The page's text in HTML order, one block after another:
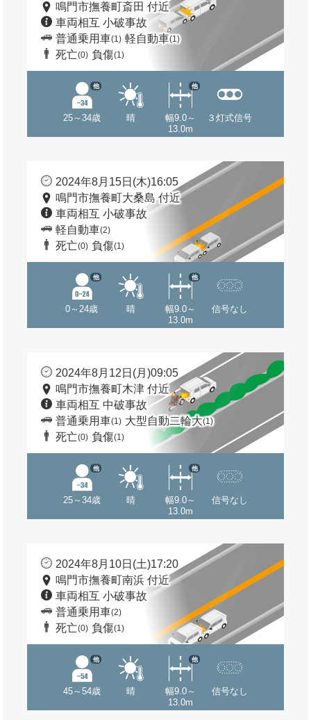
鳴門市撫養町斎田 付近
車両相互 小破事故
普通乗用車(1) 軽自動車(1)
死亡(0) 負傷(1)
25～34歳
他
晴
幅9.0～
13.0m
他
３灯式信号
2024年8月15日(木)16:05
鳴門市撫養町大桑島 付近
車両相互 小破事故
軽自動車(2)
死亡(0) 負傷(1)
0～24歳
他
晴
幅9.0～
13.0m
他
信号なし
2024年8月12日(月)09:05
鳴門市撫養町木津 付近
車両相互 中破事故
普通乗用車(1) 大型自動二輪大(1)
死亡(0) 負傷(1)
25～34歳
他
晴
幅9.0～
13.0m
他
信号なし
2024年8月10日(土)17:20
鳴門市撫養町南浜 付近
車両相互 小破事故
普通乗用車(2)
死亡(0) 負傷(1)
45～54歳
他
晴
幅9.0～
13.0m
他
信号なし